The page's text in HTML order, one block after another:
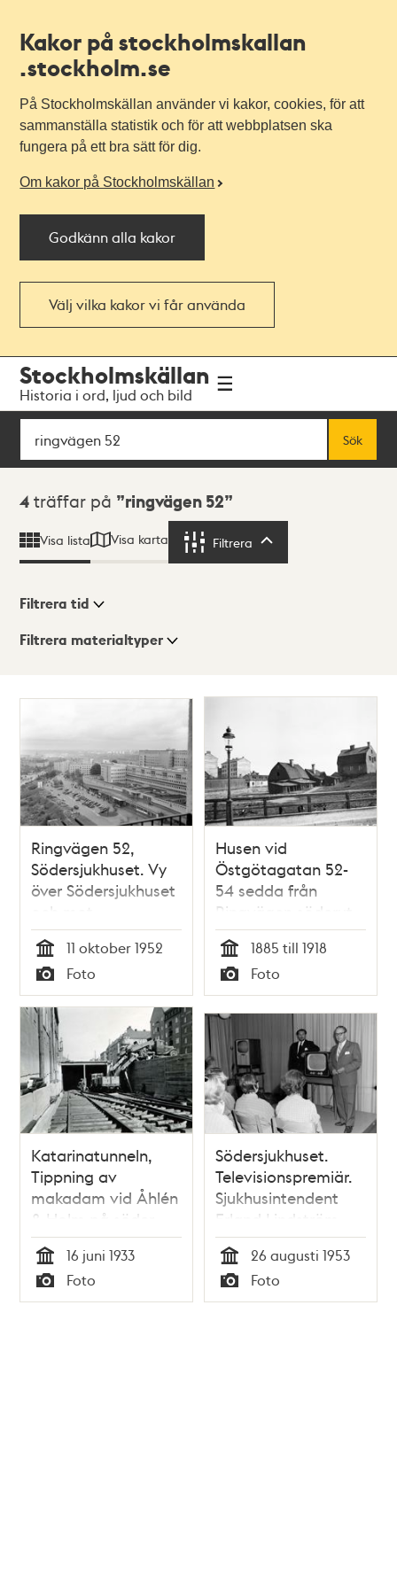
Kakor på stockholmskallan
.stockholm.se
På Stockholmskällan använder vi kakor, cookies, för att
sammanställa statistik och för att webbplatsen ska
fungera på ett bra sätt för dig.
Om kakor på Stockholmskällan
Godkänn alla kakor
Välj vilka kakor vi får använda
navigationen
huvudinnehållet
Stockholmskällan
Historia i ord, ljud och bild
Sök
Sök
Sökresultat
4 träffar på ringvägen 52
Visa lista Visa karta Filtrera
Visningsläge
Filtrera tid
Filtrera materialtyper
Ringvägen 52,
Södersjukhuset. Vy
över Södersjukhuset
och mot
Hammarbyhöjden
Tid
11 oktober 1952
Typ
Foto
Husen vid
Östgötagatan 52-
54 sedda från
Ringvägen söderut.
Då kv. Åsen Större
Tid
1885 till 1918
Typ
Foto
Katarinatunneln,
Tippning av
makadam vid Åhlén
& Holm på söder
Tid
16 juni 1933
Typ
Foto
Södersjukhuset.
Televisionspremiär.
Sjukhusintendent
Erland Lindström
och radiostudiochef
Peter Koschke
introducerar
premiärprogrammet
Tid
26 augusti 1953
Typ
Foto